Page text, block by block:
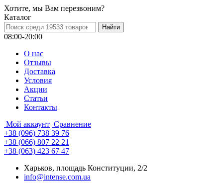
Хотите, мы Вам перезвоним?
Каталог
08:00-20:00
О нас
Отзывы
Доставка
Условия
Aкции
Статьи
Контакты
Мой аккаунт Сравнение
+38 (096) 738 39 76
+38 (066) 807 22 21
+38 (063) 423 67 47
Харьков, площадь Конституции, 2/2
info@intense.com.ua